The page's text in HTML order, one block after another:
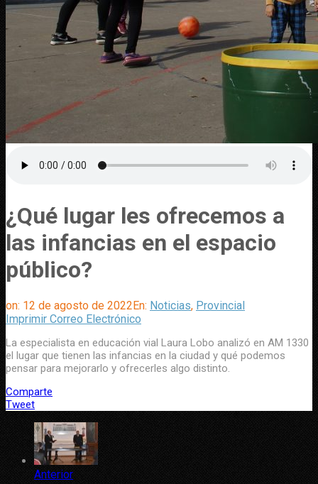
¿Qué lugar les ofrecemos a
las infancias en el espacio
público?
on: 12 de agosto de 2022En: Noticias, Provincial
Imprimir Correo Electrónico
La especialista en educación vial Laura Lobo analizó en AM 1330
el lugar que tienen las infancias en la ciudad y qué podemos
pensar para mejorarlo y ofrecerles algo distinto.
Comparte
Tweet
Anterior